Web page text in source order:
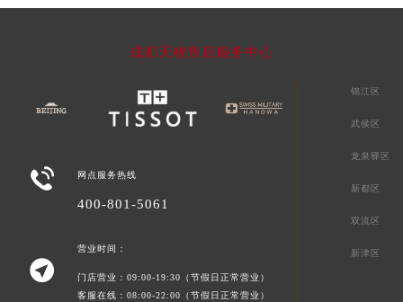
成都天梭售后服务中心
 网点服务热线
400-801-5061

营业时间：
门店营业：09:00-19:30（节假日正常营业）
客服在线：08:00-22:00（节假日正常营业）
锦江区
武侯区
龙泉驿区
新都区
双流区
新津区